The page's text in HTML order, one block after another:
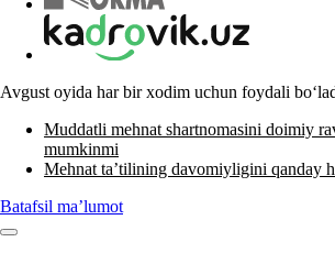
Avgust oyida har bir хodim uchun foydali
Muddatli mehnat shartnomasini doimiy
mumkinmi
Mehnat ta’tilining davomiyligini qanday
Batafsil ma’lumot